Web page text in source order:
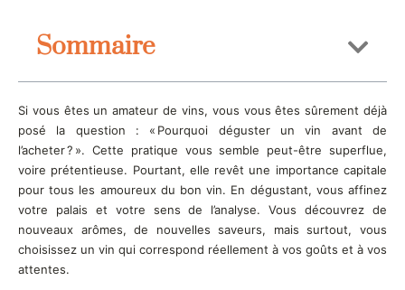
Sommaire
Si vous êtes un amateur de vins, vous vous êtes sûrement déjà
posé la question : « Pourquoi déguster un vin avant de
l’acheter ? ». Cette pratique vous semble peut-être superflue,
voire prétentieuse. Pourtant, elle revêt une importance capitale
pour tous les amoureux du bon vin. En dégustant, vous affinez
votre palais et votre sens de l’analyse. Vous découvrez de
nouveaux arômes, de nouvelles saveurs, mais surtout, vous
choisissez un vin qui correspond réellement à vos goûts et à vos
attentes.